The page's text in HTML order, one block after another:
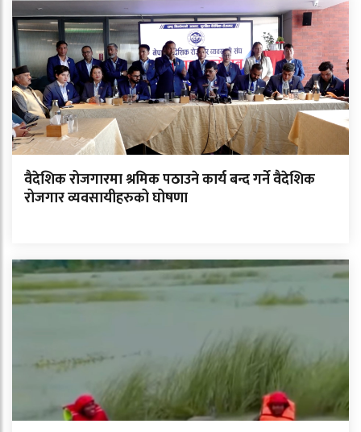
वैदेशिक रोजगारमा श्रमिक पठाउने कार्य बन्द गर्ने वैदेशिक
रोजगार व्यवसायीहरुको घोषणा